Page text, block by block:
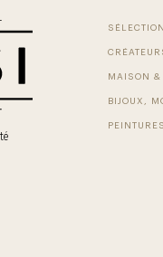
MAISON &
BIJOUX,